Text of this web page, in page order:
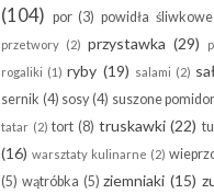
(104) por (3) powidła śliwkowe
przetwory (2) przystawka (29)
rogaliki (1) ryby (19) salami (2)
sernik (4) sosy(4) suszone
tatar (2) tort (8) truskawki (22)
(16) warsztaty kulinarne (2)
(5) wątróbka (5) ziemniaki (15)